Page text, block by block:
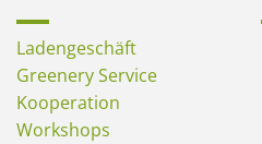
Ladengeschäft
Greenery Service
Kooperation
Workshops